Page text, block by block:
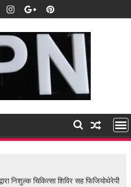
निशुल्क चिकित्सा शिविर सह फिजियोथेरेपी